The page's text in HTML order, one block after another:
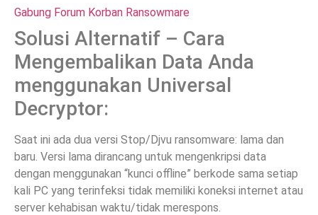
Gabung Forum Korban Ransowmare
Solusi Alternatif – Cara
Mengembalikan Data Anda
menggunakan Universal
Decryptor:
Saat ini ada dua versi Stop/Djvu ransomware: lama dan
baru. Versi lama dirancang untuk mengenkripsi data
dengan menggunakan “kunci offline” berkode sama setiap
kali PC yang terinfeksi tidak memiliki koneksi internet atau
server kehabisan waktu/tidak merespons.